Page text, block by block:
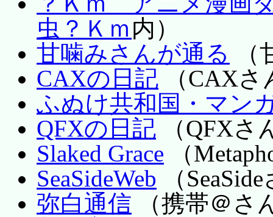
虫？Ｋｍ 内）
甘噛みさんが通る
（
CAXの日記 （CAXさ
ふぬけ共和国・マン
QFXの日記 （QFXさ
Slaked Grace （
SeaSideWeb （
弥白通信 （携帯＠さ